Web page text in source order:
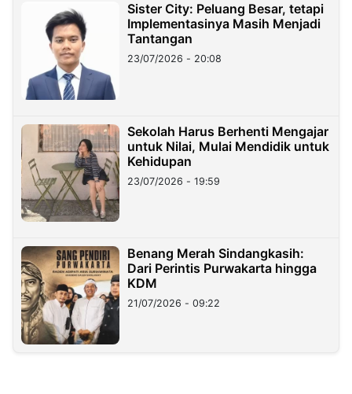
Sister City: Peluang Besar, tetapi
Implementasinya Masih Menjadi
Tantangan
23/07/2026 - 20:08
Sekolah Harus Berhenti Mengajar
untuk Nilai, Mulai Mendidik untuk
Kehidupan
23/07/2026 - 19:59
Benang Merah Sindangkasih:
Dari Perintis Purwakarta hingga
KDM
21/07/2026 - 09:22